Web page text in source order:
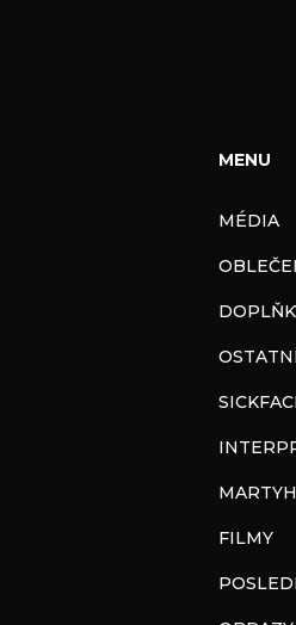
MENU
MÉDIA
OSTATNÍ
FILMY